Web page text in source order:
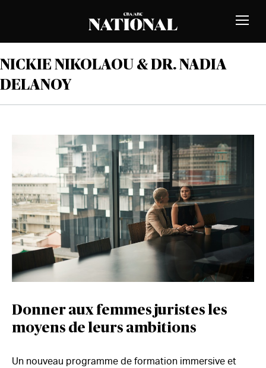
NICKIE NIKOLAOU & DR. NADIA
DELANOY
Donner aux femmes juristes les
moyens de leurs ambitions
Un nouveau programme de formation immersive et